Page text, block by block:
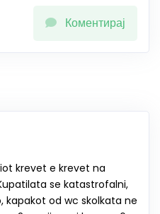
Коментирај
krevet e krevet na
se katastrofalni,
od wc skolkata ne